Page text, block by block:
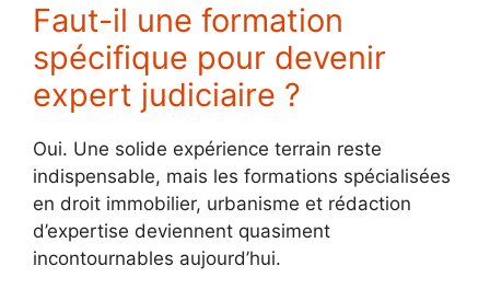
Faut-il une formation
spécifique pour devenir
expert judiciaire ?
Oui. Une solide expérience terrain reste
indispensable, mais les formations spécialisées
en droit immobilier, urbanisme et rédaction
d’expertise deviennent quasiment
incontournables aujourd’hui.